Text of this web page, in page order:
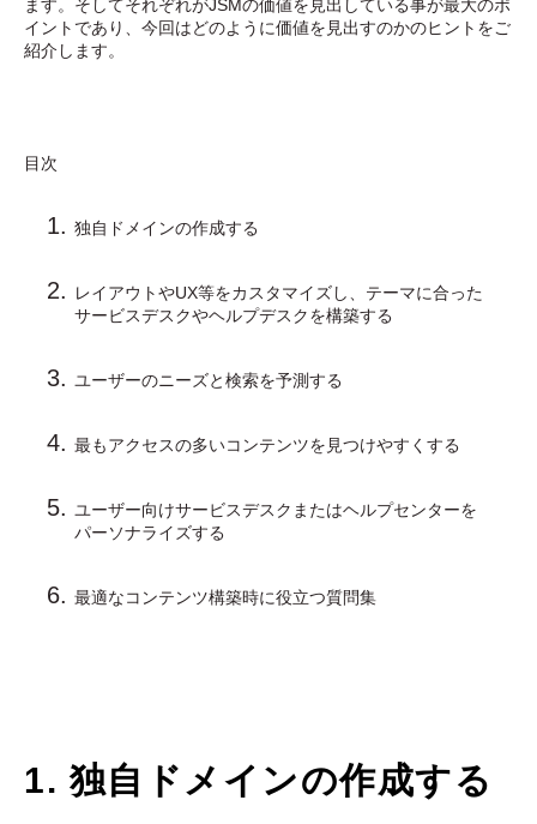
ます。そしてそれぞれがJSMの価値を見出している事が最大のポ
イントであり、今回はどのように価値を見出すのかのヒントをご
紹介します。
目次
独自ドメインの作成する
レイアウトやUX等をカスタマイズし、テーマに合った
サービスデスクやヘルプデスクを構築する
ユーザーのニーズと検索を予測する
最もアクセスの多いコンテンツを見つけやすくする
ユーザー向けサービスデスクまたはヘルプセンターを
パーソナライズする
最適なコンテンツ構築時に役立つ質問集
1. 独自ドメインの作成する